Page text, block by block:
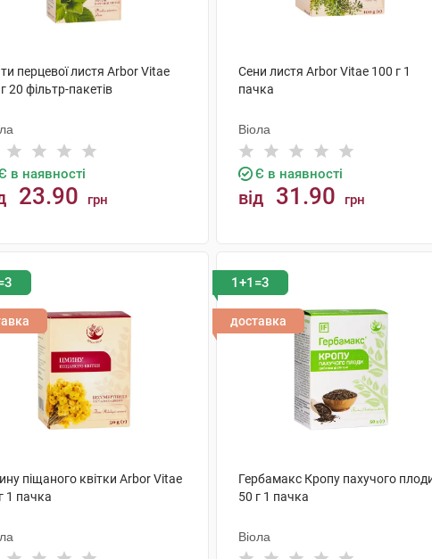
перцевої листя Arbor Vitae
20 фільтр-пакетів
в наявності
23.90 грн
Сени листя Arbor Vitae 100 г 1
пачка
Віола
Є в наявності
від 31.90 грн
піщаного квітки Arbor Vitae
1 пачка
1+1=3
доставка
Гербамакс Кропу пахучого
50 г 1 пачка
Віола